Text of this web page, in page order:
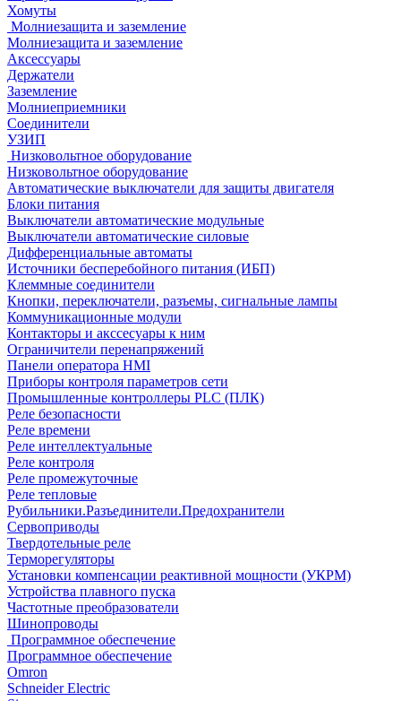
Хомуты
Молниезащита и заземление
Молниезащита и заземление
Аксессуары
Держатели
Заземление
Молниеприемники
Соединители
УЗИП
Низковольтное оборудование
Низковольтное оборудование
Автоматические выключатели для защиты двигателя
Блоки питания
Выключатели автоматические модульные
Выключатели автоматические силовые
Дифференциальные автоматы
Источники бесперебойного питания (ИБП)
Клеммные соединители
Кнопки, переключатели, разъемы, сигнальные лампы
Коммуникационные модули
Контакторы и акссесуары к ним
Ограничители перенапряжений
Панели оператора HMI
Приборы контроля параметров сети
Промышленные контроллеры PLC (ПЛК)
Реле безопасности
Реле времени
Реле интеллектуальные
Реле контроля
Реле промежуточные
Реле тепловые
Рубильники.Разъединители.Предохранители
Сервоприводы
Твердотельные реле
Терморегуляторы
Установки компенсации реактивной мощности (УКРМ)
Устройства плавного пуска
Частотные преобразователи
Шинопроводы
Программное обеспечение
Программное обеспечение
Omron
Schneider Electric